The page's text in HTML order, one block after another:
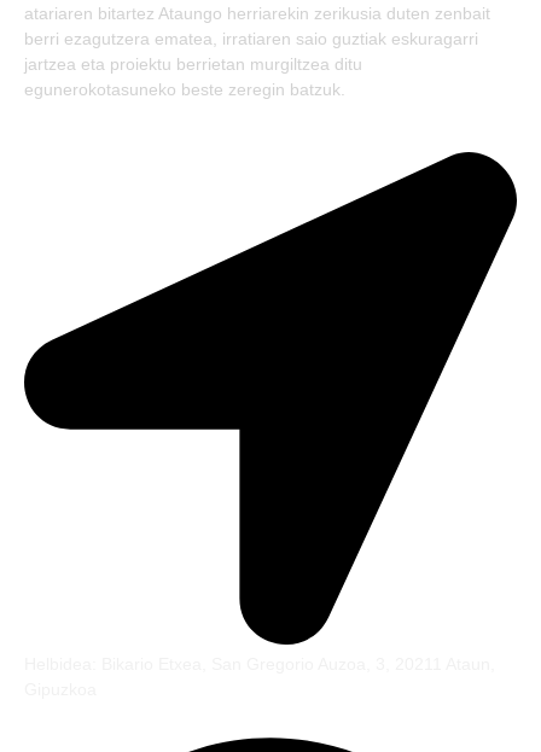
atariaren bitartez Ataungo herriarekin zerikusia duten zenbait
berri ezagutzera ematea, irratiaren saio guztiak eskuragarri
jartzea eta proiektu berrietan murgiltzea ditu
egunerokotasuneko beste zeregin batzuk.